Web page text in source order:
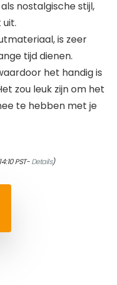
nostalgische stijl,
is zeer
tijd dienen.
het handig is
zou leuk zijn om het
te hebben met je
PST-Details)